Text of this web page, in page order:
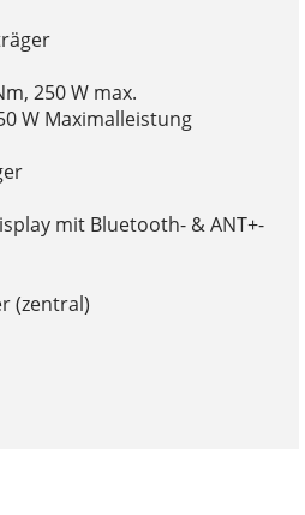
250 W max.
W Maximalleistung
mit Bluetooth- & ANT+-
(zentral)